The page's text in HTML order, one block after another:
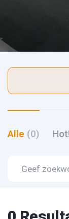
Alle (0)